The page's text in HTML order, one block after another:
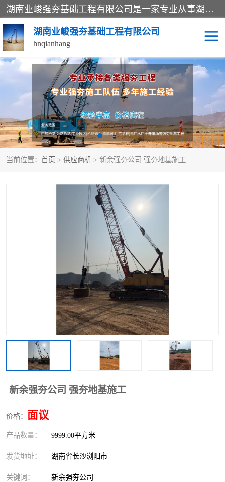
湖南业峻强夯基础工程有限公司是一家专业从事湖南强夯基础工程、强夯机租赁，地基处理的施工单位。业务覆盖：湖南、广东，江西等地。可承接1000KN.m-25000KN.m强夯（置换）工程。公司创始人是国内较早期从事强夯施工的建设者，经过多年的一步一个脚印的发展，在行业内具有较高的度和良好的口碑。
湖南业峻强夯基础工程有限公司
hnqianhang
当前位置： 首页 > 供应商机 > 新余强夯公司 强夯地基施工
新余强夯公司 强夯地基施工
价格： 面议
产品数量： 9999.00平方米
发货地址： 湖南省长沙浏阳市
关键词： 新余强夯公司
强夯施工案例 强夯机租赁
强夯施工工程 强夯施工队伍
强夯队伍